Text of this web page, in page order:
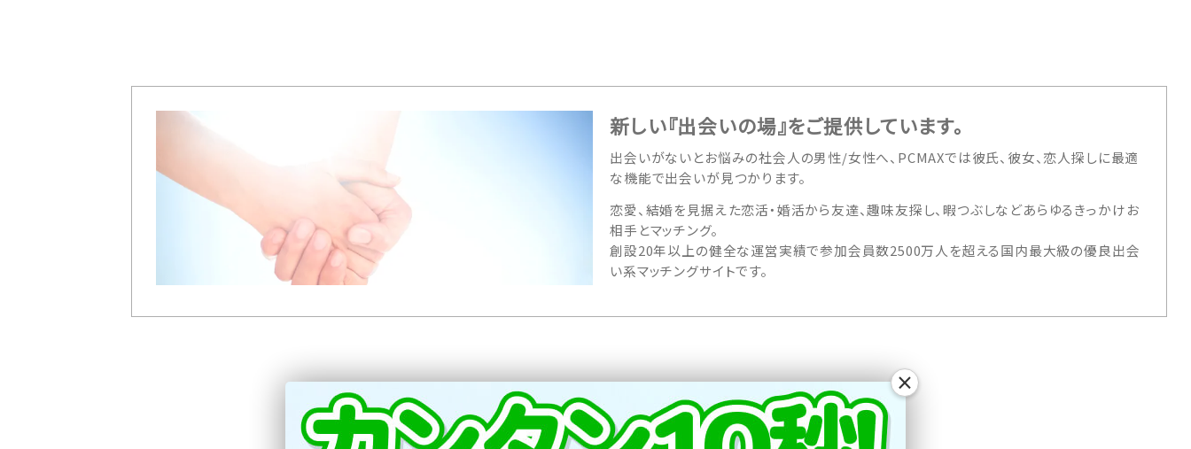
新しい『出会いの場』をご提供しています。
出会いがないとお悩みの社会人の男性/女性へ、PCMAXでは彼氏、彼女、恋人探しに最適
な機能で出会いが見つかります。
恋愛、結婚を見据えた恋活・婚活から友達、趣味友探し、暇つぶしなどあらゆるきっかけお
相手とマッチング。
創設20年以上の健全な運営実績で参加会員数2500万人を超える国内最大級の優良出会
い系マッチングサイトです。
×